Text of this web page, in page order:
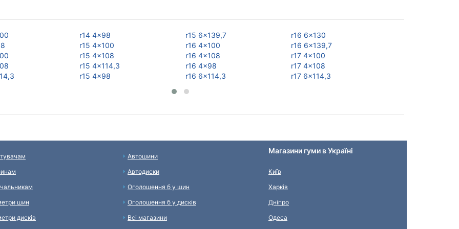
r14 4x98
r15 4x100
r15 4x108
r15 4x114,3
r15 4x98
r15 6x139,7
r16 4x100
r16 4x108
r16 4x98
r16 6x114,3
r16 6x130
r16 6x139,7
r17 4x100
r17 4x108
r17 6x114,3
шин
дисків
Автошини
Автодиски
Оголошення б у шин
Оголошення б у дисків
Всі магазини
Магазини гуми в Україні
Київ
Харків
Дніпро
Одеса